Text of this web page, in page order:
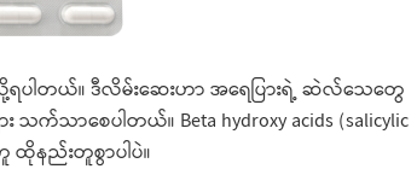
ပါတယ်။ ဒီလိမ်းဆေးဟာ အရေပြားရဲ့ ဆဲလ်သေတွေ
သက်သာစေပါတယ်။ Beta hydroxy acids (salicylic
ထိုနည်းတူစွာပါပဲ။